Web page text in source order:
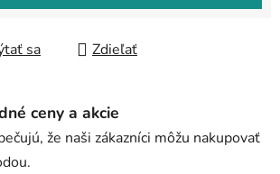
sa Zdieľať
ceny a akcie
že naši zákazníci môžu nakupovať